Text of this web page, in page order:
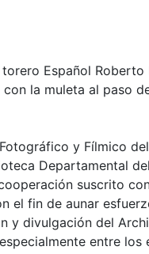
Español Roberto
la muleta al paso
y Fílmico
Departamental
suscrito
el fin de aunar
y divulgación del
entre los